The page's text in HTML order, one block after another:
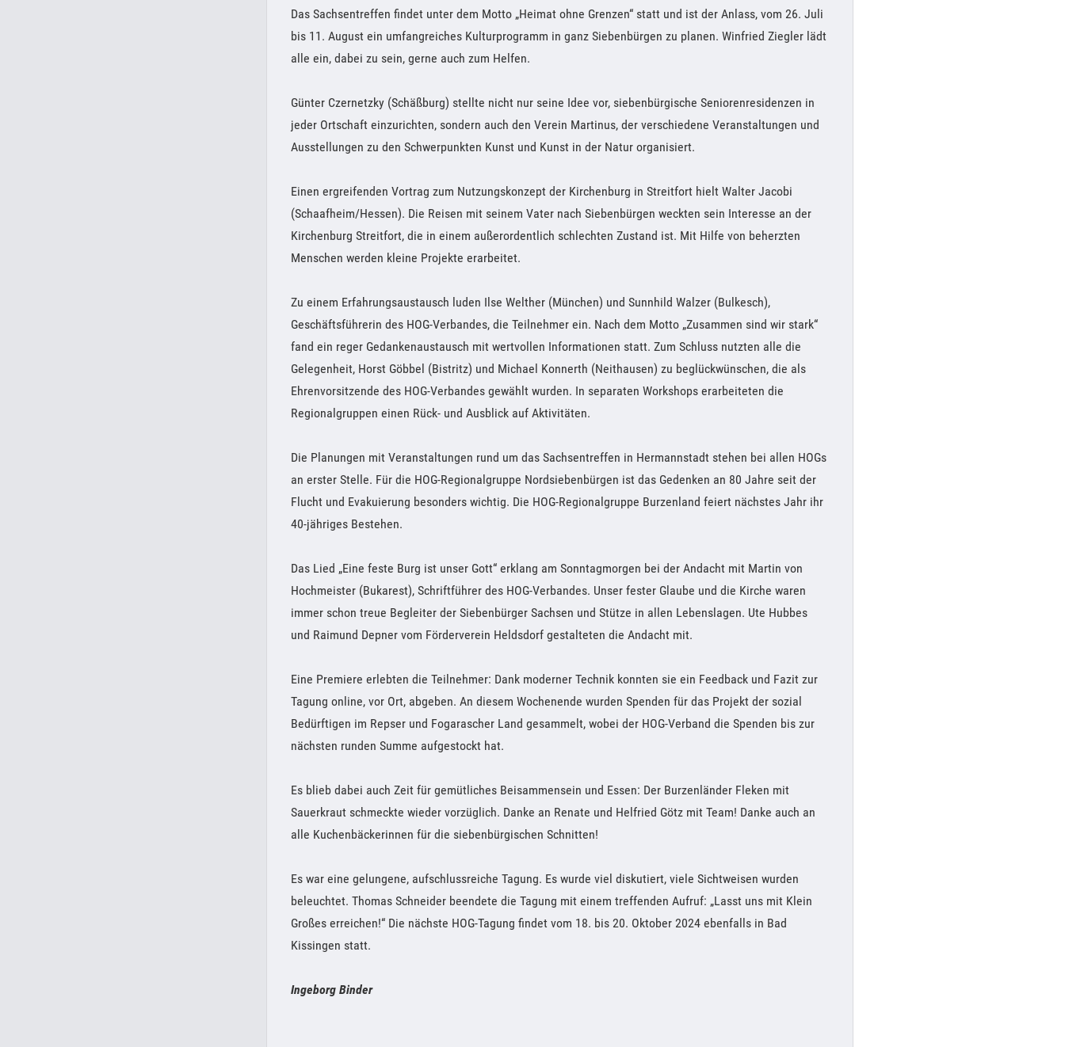
Das Sachsentreffen findet unter dem Motto „Heimat ohne Grenzen“ statt und ist der Anlass, vom 26. Juli
bis 11. August ein umfangreiches Kulturprogramm in ganz Siebenbürgen zu planen. Winfried Ziegler lädt
alle ein, dabei zu sein, gerne auch zum Helfen.
Günter Czernetzky (Schäßburg) stellte nicht nur seine Idee vor, siebenbürgische Seniorenresidenzen in
jeder Ortschaft einzurichten, sondern auch den Verein Martinus, der verschiedene Veranstaltungen und
Ausstellungen zu den Schwerpunkten Kunst und Kunst in der Natur organisiert.
Einen ergreifenden Vortrag zum Nutzungskonzept der Kirchenburg in Streitfort hielt Walter Jacobi
(Schaafheim/Hessen). Die Reisen mit seinem Vater nach Siebenbürgen weckten sein Interesse an der
Kirchenburg Streitfort, die in einem außerordentlich schlechten Zustand ist. Mit Hilfe von beherzten
Menschen werden kleine Projekte erarbeitet.
Zu einem Erfahrungsaustausch luden Ilse Welther (München) und Sunnhild Walzer (Bulkesch),
Geschäftsführerin des HOG-Verbandes, die Teilnehmer ein. Nach dem Motto „Zusammen sind wir stark“
fand ein reger Gedankenaustausch mit wertvollen Informationen statt. Zum Schluss nutzten alle die
Gelegenheit, Horst Göbbel (Bistritz) und Michael Konnerth (Neithausen) zu beglückwünschen, die als
Ehrenvorsitzende des HOG-Verbandes gewählt wurden. In separaten Workshops erarbeiteten die
Regionalgruppen einen Rück- und Ausblick auf Aktivitäten.
Die Planungen mit Veranstaltungen rund um das Sachsentreffen in Hermannstadt stehen bei allen HOGs
an erster Stelle. Für die HOG-Regionalgruppe Nordsiebenbürgen ist das Gedenken an 80 Jahre seit der
Flucht und Evakuierung besonders wichtig. Die HOG-Regionalgruppe Burzenland feiert nächstes Jahr ihr
40-jähriges Bestehen.
Das Lied „Eine feste Burg ist unser Gott“ erklang am Sonntagmorgen bei der Andacht mit Martin von
Hochmeister (Bukarest), Schriftführer des HOG-Verbandes. Unser fester Glaube und die Kirche waren
immer schon treue Begleiter der Siebenbürger Sachsen und Stütze in allen Lebenslagen. Ute Hubbes
und Raimund Depner vom Förderverein Heldsdorf gestalteten die Andacht mit.
Eine Premiere erlebten die Teilnehmer: Dank moderner Technik konnten sie ein Feedback und Fazit zur
Tagung online, vor Ort, abgeben. An diesem Wochenende wurden Spenden für das Projekt der sozial
Bedürftigen im Repser und Fogarascher Land gesammelt, wobei der HOG-Verband die Spenden bis zur
nächsten runden Summe aufgestockt hat.
Es blieb dabei auch Zeit für gemütliches Beisammensein und Essen: Der Burzenländer Fleken mit
Sauerkraut schmeckte wieder vorzüglich. Danke an Renate und Helfried Götz mit Team! Danke auch an
alle Kuchenbäckerinnen für die siebenbürgischen Schnitten!
Es war eine gelungene, aufschlussreiche Tagung. Es wurde viel diskutiert, viele Sichtweisen wurden
beleuchtet. Thomas Schneider beendete die Tagung mit einem treffenden Aufruf: „Lasst uns mit Klein
Großes erreichen!“ Die nächste HOG-Tagung findet vom 18. bis 20. Oktober 2024 ebenfalls in Bad
Kissingen statt.
Ingeborg Binder